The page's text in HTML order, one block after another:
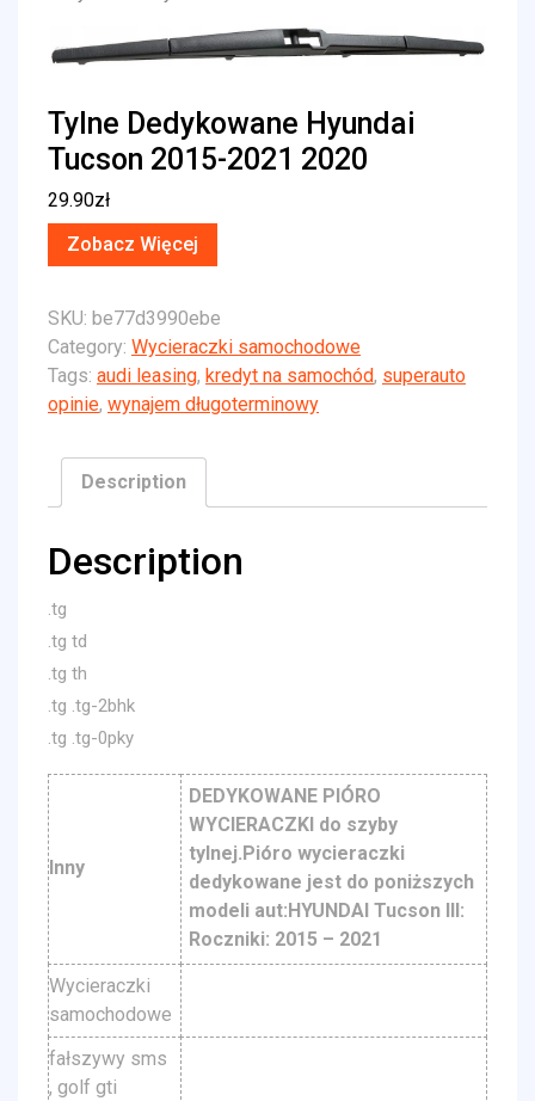
Tylne Dedykowane Hyundai
Tucson 2015-2021 2020
29.90zł
Zobacz Więcej
SKU: be77d3990ebe
Category: Wycieraczki samochodowe
Tags: audi leasing, kredyt na samochód, superauto
opinie, wynajem długoterminowy
Description
Description
.tg
.tg td
.tg th
.tg .tg-2bhk
.tg .tg-0pky
Inny
DEDYKOWANE PIÓRO
WYCIERACZKI do szyby
tylnej.Pióro wycieraczki
dedykowane jest do poniższych
modeli aut:HYUNDAI Tucson III:
Roczniki: 2015 – 2021
Wycieraczki
samochodowe
fałszywy sms
, golf gti